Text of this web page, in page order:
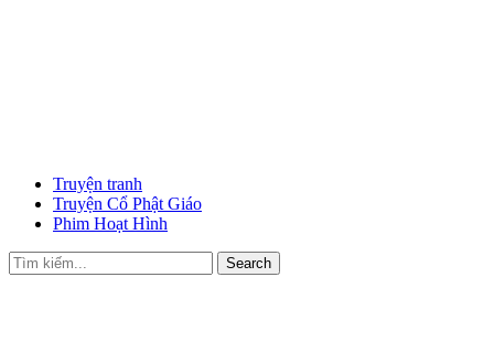
Truyện tranh
Truyện Cổ Phật Giáo
Phim Hoạt Hình
Search